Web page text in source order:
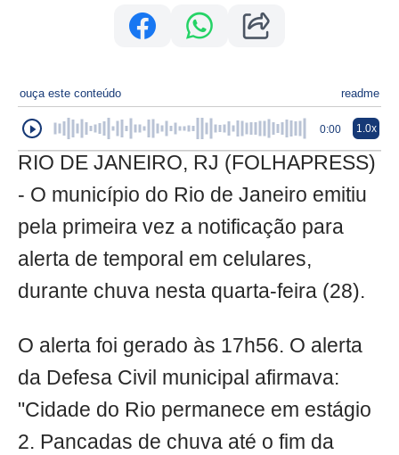
ouça este conteúdo readme
0:00 1.0x
RIO DE JANEIRO, RJ (FOLHAPRESS)
- O município do Rio de Janeiro emitiu
pela primeira vez a notificação para
alerta de temporal em celulares,
durante chuva nesta quarta-feira (28).
O alerta foi gerado às 17h56. O alerta
da Defesa Civil municipal afirmava:
"Cidade do Rio permanece em estágio
2. Pancadas de chuva até o fim da